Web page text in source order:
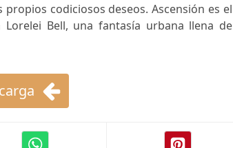
codiciosos deseos. Ascensión es el
Bell, una fantasía urbana llena de